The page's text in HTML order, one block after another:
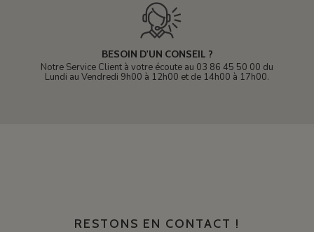
BESOIN D'UN CONSEIL ?
Notre Service Client à votre écoute au 03 86 45 50 00 du
Lundi au Vendredi 9h00 à 12h00 et de 14h00 à 17h00.
RESTONS EN CONTACT !